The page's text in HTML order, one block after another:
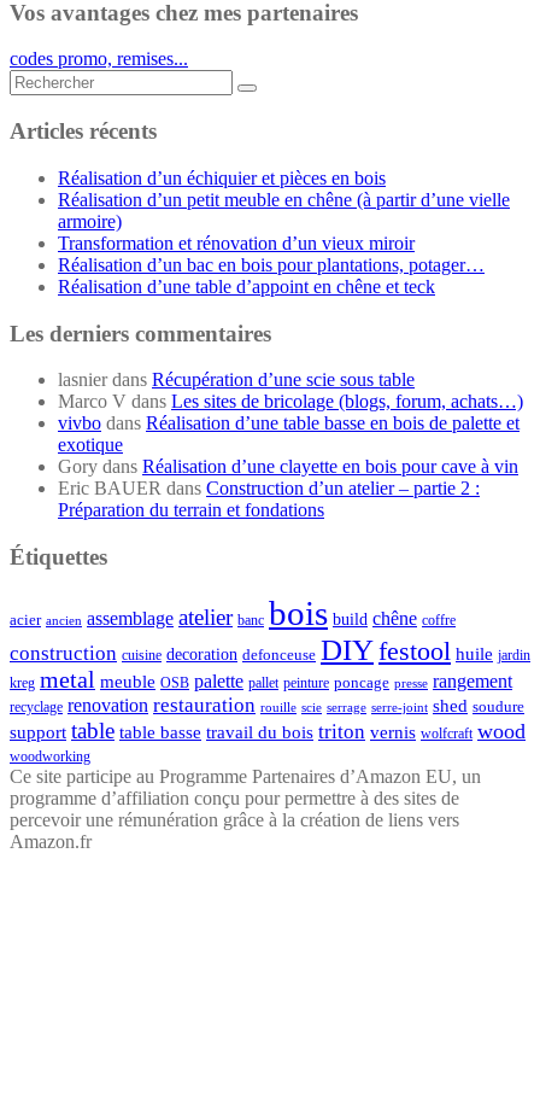
Vos avantages chez mes partenaires
codes promo, remises...
Rechercher...
Articles récents
Réalisation d’un échiquier et pièces en bois
Réalisation d’un petit meuble en chêne (à partir d’une vielle
armoire)
Transformation et rénovation d’un vieux miroir
Réalisation d’un bac en bois pour plantations, potager…
Réalisation d’une table d’appoint en chêne et teck
Les derniers commentaires
lasnierdans Récupération d’une scie sous table
Marco V dans Les sites de bricolage (blogs, forum, achats…)
vivbo dans Réalisation d’une table basse en bois de palette et
exotique
Gory dans Réalisation d’une clayette en bois pour cave à vin
Eric BAUER dans Construction d’un atelier – partie 2 :
Préparation du terrain et fondations
Étiquettes
acier ancien assemblage atelier banc bois build chêne coffre
construction cuisine decoration defonceuse DIYfestool huile jardin
kreg metal meuble OSB palette pallet peinture poncage presse rangement
recyclage renovation restauration rouille scie serrage serre-joint shed soudure
support table table basse travail du bois triton vernis wolfcraft wood
woodworking
Ce site participe au Programme Partenaires d’Amazon EU, un
programme d’affiliation conçu pour permettre à des sites de
percevoir une rémunération grâce à la création de liens vers
Amazon.fr